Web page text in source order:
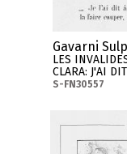
Gavarni
LES
CLARA: J'AI
S-FN30557